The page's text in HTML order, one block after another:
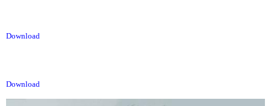
Download
Download